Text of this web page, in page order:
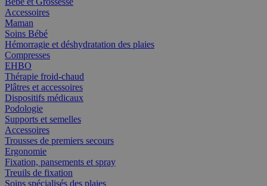
Accessoires
Maman
Soins Bébé
Hémorragie et déshydratation des plaies
Compresses
EHBO
Thérapie froid-chaud
Plâtres et accessoires
Dispositifs médicaux
Podologie
Supports et semelles
Accessoires
Trousses de premiers secours
Ergonomie
Fixation, pansements et spray
Treuils de fixation
Soins spécialisés des plaies